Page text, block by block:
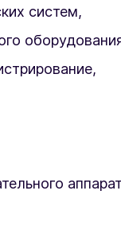
систем,